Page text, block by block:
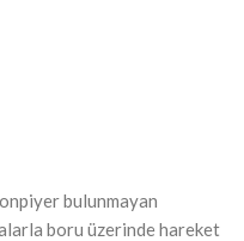
bulunmayan
boru üzerinde hareket